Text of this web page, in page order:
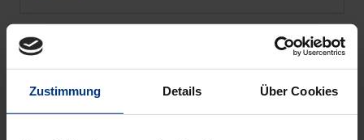
Zustimmung Details Über Cookies
Prices include VAT. Depending on the delivery address, VAT